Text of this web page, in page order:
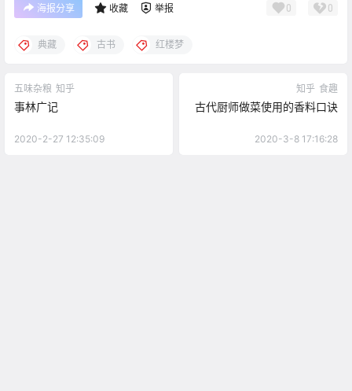
海报分享 收藏 举报 0 0
典藏 古书 红楼梦
五味杂粮 知乎
事林广记
2020-2-27 12:35:09
知乎 食趣
古代厨师做菜使用的香料口诀
2020-3-8 17:16:28